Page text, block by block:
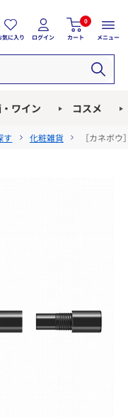
気に入り ログイン
0
カート メニュー
ワイン コスメ
す 化粧雑貨 ［カネボ